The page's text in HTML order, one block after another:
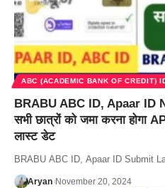
ABC (ACADEMIC BANK OF CREDIT)
BRABU ABC ID, Apaar ID
सभी छात्रों को जमा करना होगा
लास्ट डेट
BRABU ABC ID, Apaar ID Submit
Aryan November 20, 2024